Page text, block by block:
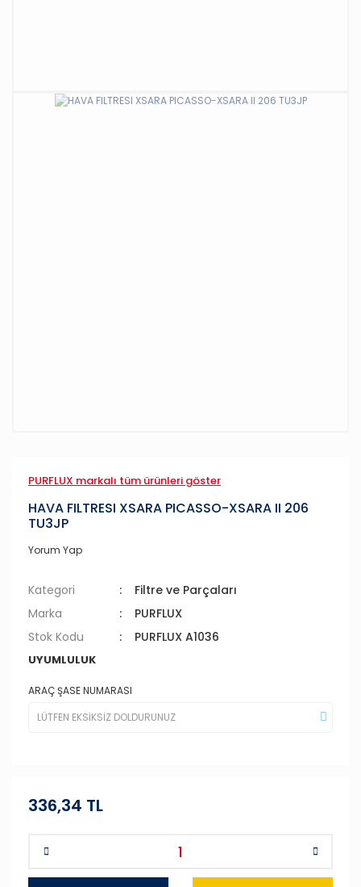
PURFLUX markalı tüm ürünleri göster
HAVA FILTRESI XSARA PICASSO-XSARA II 206
TU3JP
Yorum Yap
Kategori
Filtre ve Parçaları
Marka
PURFLUX
Stok Kodu
PURFLUX A1036
UYUMLULUK
ARAÇ ŞASE NUMARASI
336,34 TL